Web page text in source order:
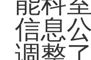
信息